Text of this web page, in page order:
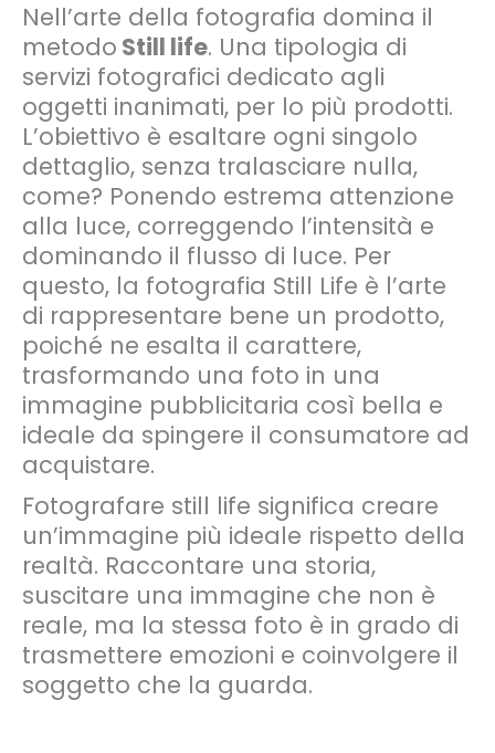
Nell’arte della fotografia domina il
metodo Still life. Una tipologia di
servizi fotografici dedicato agli
oggetti inanimati, per lo più prodotti.
L’obiettivo è esaltare ogni singolo
dettaglio, senza tralasciare nulla,
come? Ponendo estrema attenzione
alla luce, correggendo l’intensità e
dominando il flusso di luce. Per
questo, la fotografia Still Life è l’arte
di rappresentare bene un prodotto,
poiché ne esalta il carattere,
trasformando una foto in una
immagine pubblicitaria così bella e
ideale da spingere il consumatore ad
acquistare.
Fotografare still life significa creare
un’immagine più ideale rispetto della
realtà. Raccontare una storia,
suscitare una immagine che non è
reale, ma la stessa foto è in grado di
trasmettere emozioni e coinvolgere il
soggetto che la guarda.